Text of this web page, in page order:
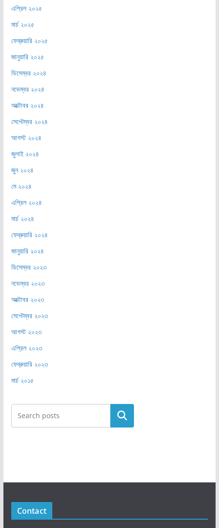
এপ্রিল ২০২৫
মার্চ ২০২৫
ফেব্রুয়ারি ২০২৫
জানুয়ারি ২০২৫
ডিসেম্বর ২০২৪
নভেম্বর ২০২৪
অক্টোবর ২০২৪
সেপ্টেম্বর ২০২৪
আগস্ট ২০২৪
জুলাই ২০২৪
জুন ২০২৪
মে ২০২৪
এপ্রিল ২০২৪
মার্চ ২০২৪
ফেব্রুয়ারি ২০২৪
জানুয়ারি ২০২৪
ডিসেম্বর ২০২৩
নভেম্বর ২০২৩
অক্টোবর ২০২৩
সেপ্টেম্বর ২০২৩
আগস্ট ২০২৩
এপ্রিল ২০২৩
ফেব্রুয়ারি ২০২৩
মার্চ ২০১৫
Search
Contact